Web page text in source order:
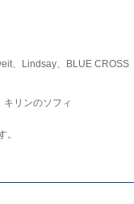
、Lindsay、BLUE CROSS
リンのソフィ
。